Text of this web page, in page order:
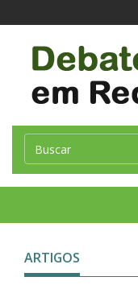
ARTIGOS